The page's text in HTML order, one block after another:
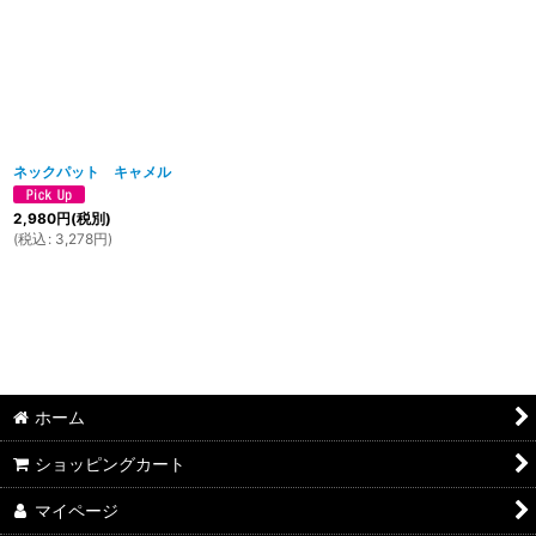
ネックパット キャメル
2,980円(税別)
(税込 : 3,278円)
ホーム
ショッピングカート
マイページ